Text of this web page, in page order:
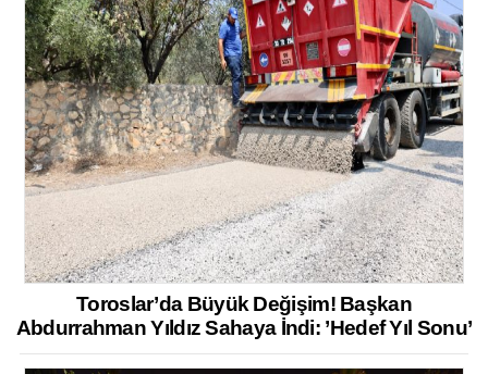
Toroslar’da Büyük Değişim! Başkan
Abdurrahman Yıldız Sahaya İndi: ’Hedef Yıl Sonu’